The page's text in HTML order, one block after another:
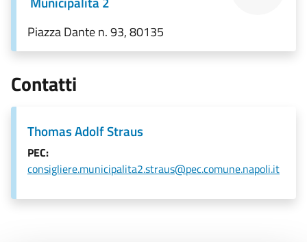
Piazza Dante n. 93, 80135
Contatti
Thomas Adolf Straus
PEC:
consigliere.municipalita2.straus@pec.comune.napoli.it